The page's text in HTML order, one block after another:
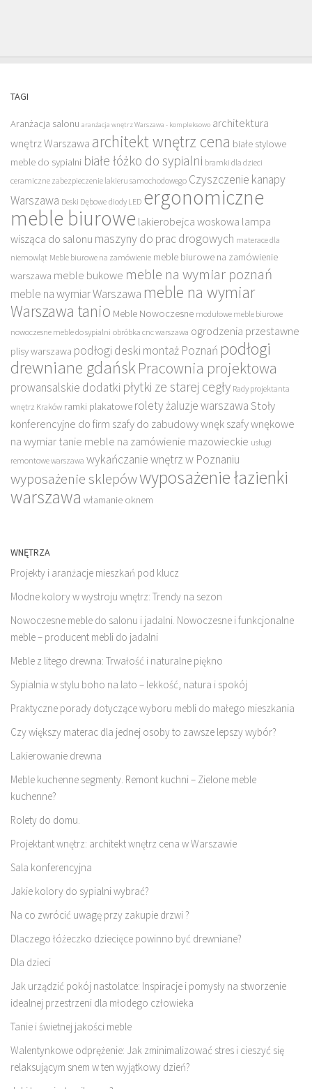
TAGI
Aranżacja salonu aranżacja wnętrz Warszawa - kompleksowo architektura
wnętrz Warszawa architekt wnętrz cena białe stylowe
meble do sypialni białe łóżko do sypialni bramki dla dzieci
ceramiczne zabezpieczenie lakieru samochodowego Czyszczenie kanapy
Warszawa Deski Dębowe diody LED ergonomiczne
meble biurowe lakierobejca woskowa lampa
wisząca do salonu maszyny do prac drogowych materace dla
niemowląt Meble biurowe na zamówienie meble biurowe na zamówienie
warszawa meble bukowe meble na wymiar poznań
meble na wymiar Warszawa meble na wymiar
Warszawa tanio Meble Nowoczesne modułowe meble biurowe
nowoczesne meble do sypialni obróbka cnc warszawa ogrodzenia przestawne
plisy warszawa podłogi deski montaż Poznań podłogi
drewniane gdańskPracownia projektowa
prowansalskie dodatki płytki ze starej cegły Rady projektanta
wnętrz Kraków ramki plakatowe rolety żaluzje warszawa Stoły
konferencyjne do firm szafy do zabudowy wnęk szafy wnękowe
na wymiar tanie meble na zamówienie mazowieckie usługi
remontowe warszawa wykańczanie wnętrz w Poznaniu
wyposażenie sklepówwyposażenie łazienki
warszawa włamanie oknem
WNĘTRZA
Projekty i aranżacje mieszkań pod klucz
Modne kolory w wystroju wnętrz: Trendy na sezon
Nowoczesne meble do salonu i jadalni. Nowoczesne i funkcjonalne
meble – producent mebli do jadalni
Meble z litego drewna: Trwałość i naturalne piękno
Sypialnia w stylu boho na lato – lekkość, natura i spokój
Praktyczne porady dotyczące wyboru mebli do małego mieszkania
Czy większy materac dla jednej osoby to zawsze lepszy wybór?
Lakierowanie drewna
Meble kuchenne segmenty. Remont kuchni – Zielone meble
kuchenne?
Rolety do domu.
Projektant wnętrz: architekt wnętrz cena w Warszawie
Sala konferencyjna
Jakie kolory do sypialni wybrać?
Na co zwrócić uwagę przy zakupie drzwi ?
Dlaczego łóżeczko dziecięce powinno być drewniane?
Dla dzieci
Jak urządzić pokój nastolatce: Inspiracje i pomysły na stworzenie
idealnej przestrzeni dla młodego człowieka
Tanie i świetnej jakości meble
Walentynkowe odprężenie: Jak zminimalizować stres i cieszyć się
relaksującym snem w ten wyjątkowy dzień?